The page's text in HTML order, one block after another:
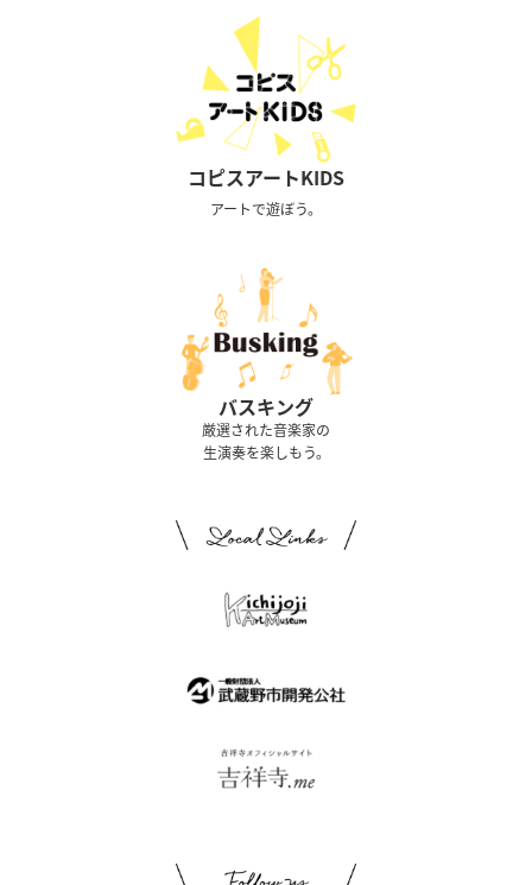
コピスアートKIDS
アートで遊ぼう。
バスキング
厳選された音楽家の
生演奏を楽しもう。